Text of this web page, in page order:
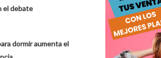
el debate
dormir aumenta el